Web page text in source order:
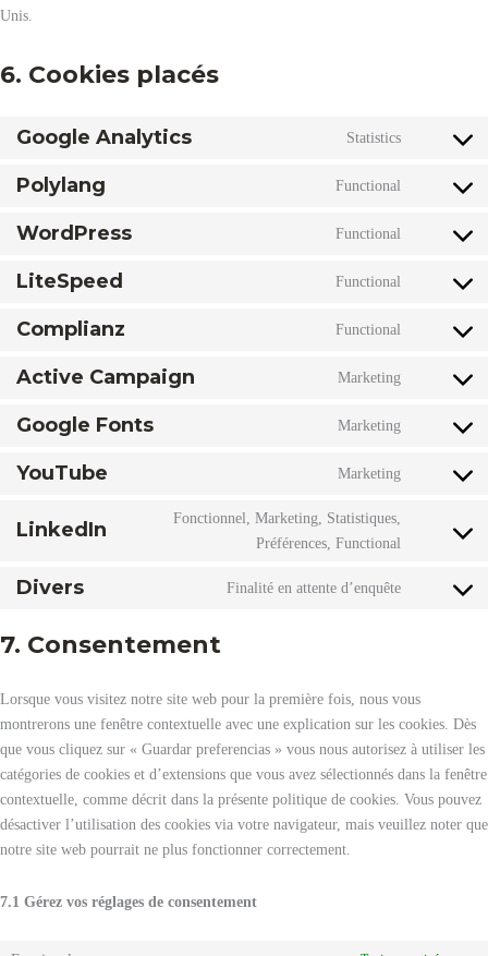
Unis.
6. Cookies placés
Google Analytics Statistics
Consent
service
analytics
Polylang Functional
Consent
service
WordPress Functional
Consent
service
LiteSpeed Functional
Consent
service
Complianz Functional
Consent
service
Active Campaign Marketing
Consent
service
campaign
Google Fonts Marketing
Consent
service
YouTube Marketing
Consent
service
LinkedIn
Fonctionnel, Marketing, Statistiques,
Préférences, Functional
Consent
service
Divers Finalité en attente d’enquête
Consent
7. Consentement
Lorsque vous visitez notre site web pour la première fois, nous vous
montrerons une fenêtre contextuelle avec une explication sur les cookies. Dès
que vous cliquez sur « Guardar preferencias » vous nous autorisez à utiliser les
catégories de cookies et d’extensions que vous avez sélectionnés dans la fenêtre
contextuelle, comme décrit dans la présente politique de cookies. Vous pouvez
désactiver l’utilisation des cookies via votre navigateur, mais veuillez noter que
notre site web pourrait ne plus fonctionner correctement.
7.1 Gérez vos réglages de consentement